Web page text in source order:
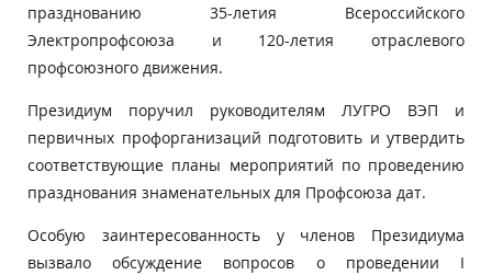
празднованию 35-летия Всероссийского
Электропрофсоюза и 120-летия отраслевого
профсоюзного движения.
Президиум поручил руководителям ЛУГРО ВЭП и
первичных профорганизаций подготовить и утвердить
соответствующие планы мероприятий по проведению
празднования знаменательных для Профсоюза дат.
Особую заинтересованность у членов Президиума
вызвало обсуждение вопросов о проведении I